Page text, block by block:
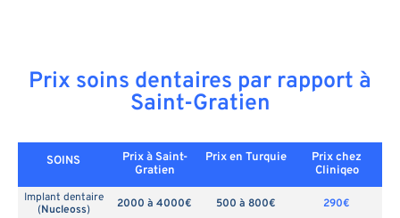
Prix soins dentaires par rapport à
Saint-Gratien
SOINS
Prix à Saint-
Gratien
Prix en Turquie
Prix chez
Cliniqeo
Implant dentaire
(Nucleoss) 2000 à 4000€ 500 à 800€
290€